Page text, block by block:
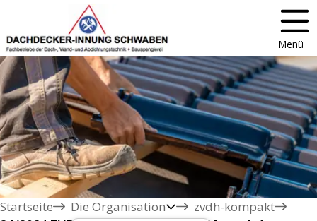
Menü
Startseite
Die Organisation
zvdh-kompakt